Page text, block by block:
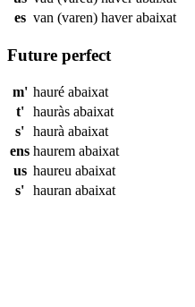
es van (varen) haverabaixat
Future perfect
m' hauré abaixat
t'
hauràs abaixat
s' haurà abaixat
ens haurem abaixat
us haureu abaixat
s' hauran abaixat